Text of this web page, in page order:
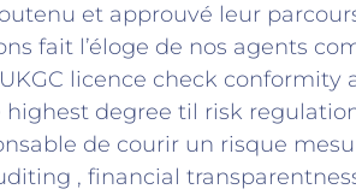
et approuvé leur
fait l’éloge de nos agents
licence check conformity
degree til risk
de courir un risque
, financial